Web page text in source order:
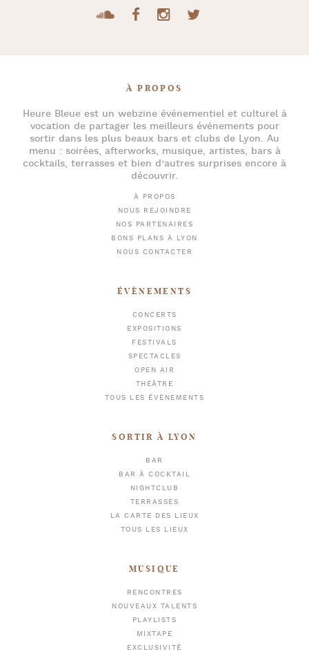
À PROPOS
Heure Bleueest un webzine événementiel et culturel à
vocation de partager les meilleurs événements pour
sortir dans les plus beaux bars et clubs de Lyon. Au
menu : soirées, afterworks, musique, artistes, bars à
cocktails, terrasses et bien d’autres surprises encore à
découvrir.
À PROPOS
NOUS REJOINDRE
NOS PARTENAIRES
BONS PLANS À LYON
NOUS CONTACTER
ÉVÈNEMENTS
CONCERTS
EXPOSITIONS
FESTIVALS
SPECTACLES
OPEN AIR
THÉÂTRE
TOUS LES ÉVÈNEMENTS
SORTIR À LYON
BAR
BAR À COCKTAIL
NIGHTCLUB
TERRASSES
LA CARTE DES LIEUX
TOUS LES LIEUX
MUSIQUE
RENCONTRES
NOUVEAUX TALENTS
PLAYLISTS
MIXTAPE
EXCLUSIVITÉ